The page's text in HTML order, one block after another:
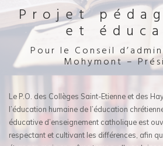
Projet
et
Pour le Conseil
Mohymont –
Le P.O. des Collèges Saint-Etienne et des
l’éducation humaine de l’éducation
éducative d’enseignement catholique est
respectant et cultivant les différences, afin